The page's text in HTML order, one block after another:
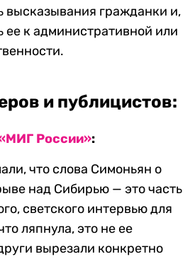
высказывания гражданки и,
ее к административной или
и публицистов:
России»:
что слова Симоньян о
над Сибирью — это часть
светского интервью для
ляпнула, это не ее
вырезали конкретно